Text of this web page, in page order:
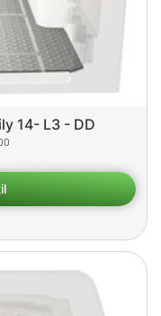
14- L3 - DD